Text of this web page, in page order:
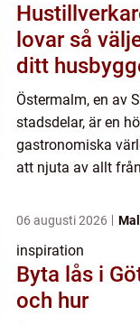
lovar så väljer du rätt partner för
ditt
Östermalm, en av
stadsdelar, är en
gastronomiska
att njuta av allt
06 augusti 2026
inspiration
Byta lås i
och hur